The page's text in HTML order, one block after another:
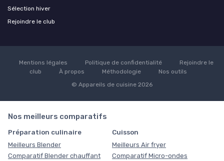
Sélection hiver
Rejoindre le club
Mentions légales Politique de confidentialité
Rejoindre le
club
À propos Méthodologie
Nos outils
© Appareils de cuisine 2026
Nos meilleurs comparatifs
Préparation culinaire
Meilleurs Blender
Comparatif Blender chauffant
Cuisson
Meilleurs Air fryer
Comparatif Micro-ondes